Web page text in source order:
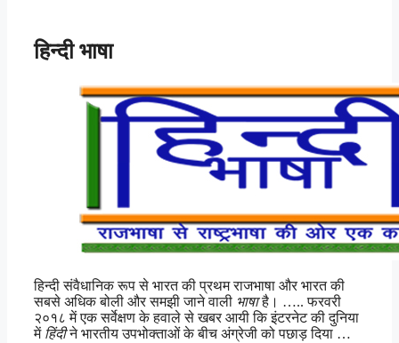
हिन्दी भाषा
हिन्दी संवैधानिक रूप से भारत की प्रथम राजभाषा और भारत की
सबसे अधिक बोली और समझी जाने वाली भाषाहै। ….. फरवरी
२०१८ में एक सर्वेक्षण के हवाले से खबर आयी कि इंटरनेट की दुनिया
में हिंदीने भारतीय उपभोक्ताओं के बीच अंग्रेजी को पछाड़ दिया …